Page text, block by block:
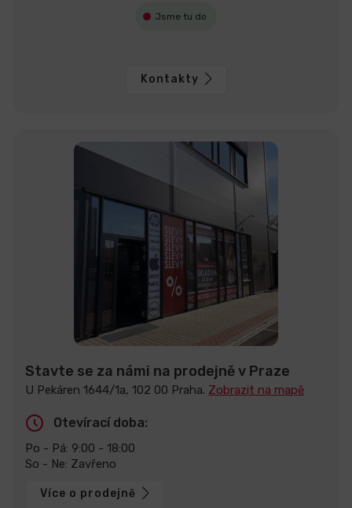
Jsme tu do
Kontakty
Stavte se za námi na prodejně v Praze
U Pekáren 1644/1a, 102 00 Praha. Zobrazit na mapě
Otevírací doba:
Po - Pá: 9:00 - 18:00
So - Ne: Zavřeno
Více o prodejně